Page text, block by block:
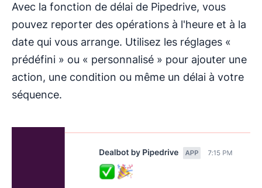
Avec la fonction de délai de Pipedrive, vous
pouvez reporter des opérations à l'heure et à la
date qui vous arrange. Utilisez les réglages «
prédéfini » ou « personnalisé » pour ajouter une
action, une condition ou même un délai à votre
séquence.